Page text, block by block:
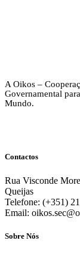
A Oikos –
Governamental
Mundo.
Contactos
Rua Visconde
Queijas
Telefone: (+351)
Email:
Sobre Nós